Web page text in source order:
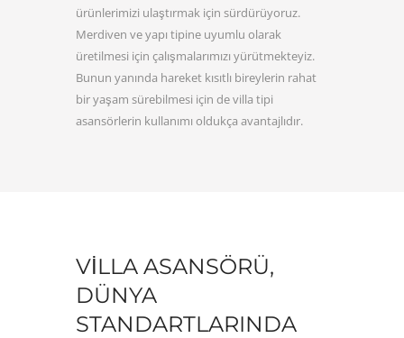
ürünlerimizi ulaştırmak için sürdürüyoruz.
Merdiven ve yapı tipine uyumlu olarak
üretilmesi için çalışmalarımızı yürütmekteyiz.
Bunun yanında hareket kısıtlı bireylerin rahat
bir yaşam sürebilmesi için de villa tipi
asansörlerin kullanımı oldukça avantajlıdır.
VILLA ASANSÖRÜ,
DÜNYA
STANDARTLARINDA